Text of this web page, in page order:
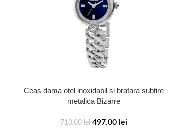
Ceas dama otel inoxidabil si bratara subtire
metalica Bizarre
710.00lei 497.00 lei